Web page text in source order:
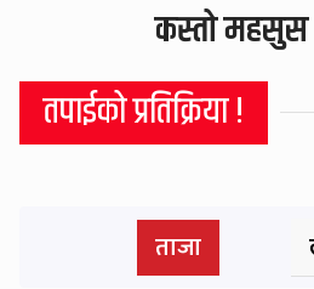
कस्तो महसुस
तपाईको प्रतिक्रिया !
ताजा